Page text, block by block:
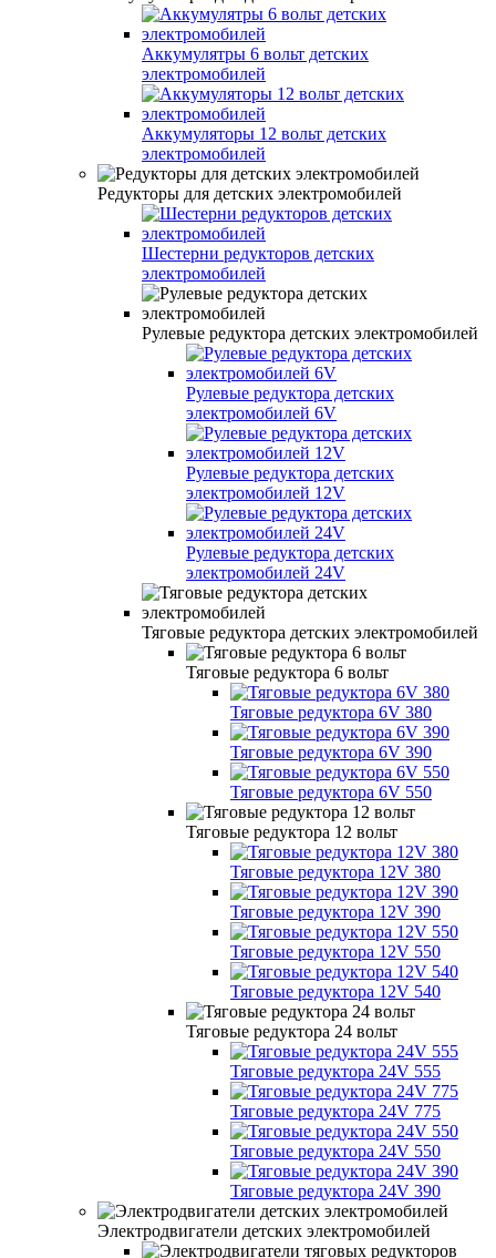
Аккумулятры 6 вольт детских
электромобилей
Аккумуляторы 12 вольт детских
электромобилей
Редукторы для детских электромобилей
Шестерни редукторов детских
электромобилей
Рулевые редуктора детских электромобилей
Рулевые редуктора детских
электромобилей 6V
Рулевые редуктора детских
электромобилей 12V
Рулевые редуктора детских
электромобилей 24V
Тяговые редуктора детских электромобилей
Тяговые редуктора 6 вольт
Тяговые редуктора 6V 380
Тяговые редуктора 6V 390
Тяговые редуктора 6V 550
Тяговые редуктора 12 вольт
Тяговые редуктора 12V 380
Тяговые редуктора 12V 390
Тяговые редуктора 12V 550
Тяговые редуктора 12V 540
Тяговые редуктора 24 вольт
Тяговые редуктора 24V 555
Тяговые редуктора 24V 775
Тяговые редуктора 24V 550
Тяговые редуктора 24V 390
Электродвигатели детских электромобилей